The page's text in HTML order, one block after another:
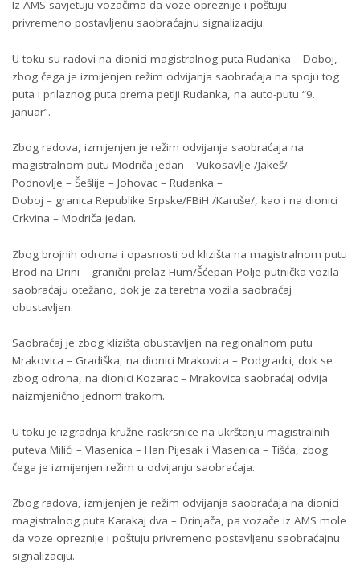
Iz AMS savjetuju vozačima da voze opreznije i poštuju
privremeno postavljenu saobraćajnu signalizaciju.
U toku su radovi na dionici magistralnog puta Rudanka – Doboj,
zbog čega je izmijenjen režim odvijanja saobraćaja na spoju tog
puta i prilaznog puta prema petlji Rudanka, na auto-putu “9.
januar”.
Zbog radova, izmijenjen je režim odvijanja saobraćaja na
magistralnom putu Modriča jedan – Vukosavlje /Jakeš/ –
Podnovlje – Šešlije – Johovac – Rudanka –
Doboj – granica Republike Srpske/FBiH /Karuše/, kao i na dionici
Crkvina – Modriča jedan.
Zbog brojnih odrona i opasnosti od klizišta na magistralnom putu
Brod na Drini – granični prelaz Hum/Šćepan Polje putnička vozila
saobraćaju otežano, dok je za teretna vozila saobraćaj
obustavljen.
Saobraćaj je zbog klizišta obustavljen na regionalnom putu
Mrakovica – Gradiška, na dionici Mrakovica – Podgradci, dok se
zbog odrona, na dionici Kozarac – Mrakovica saobraćaj odvija
naizmjenično jednom trakom.
U toku je izgradnja kružne raskrsnice na ukrštanju magistralnih
puteva Milići – Vlasenica – Han Pijesak i Vlasenica – Tišća, zbog
čega je izmijenjen režim u odvijanju saobraćaja.
Zbog radova, izmijenjen je režim odvijanja saobraćaja na dionici
magistralnog puta Karakaj dva – Drinjača, pa vozače iz AMS mole
da voze opreznije i poštuju privremeno postavljenu saobraćajnu
signalizaciju.